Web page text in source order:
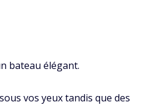
bateau élégant.
vos yeux tandis que des